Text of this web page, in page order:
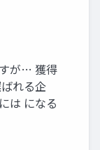
が… 獲得
れる企
は になる